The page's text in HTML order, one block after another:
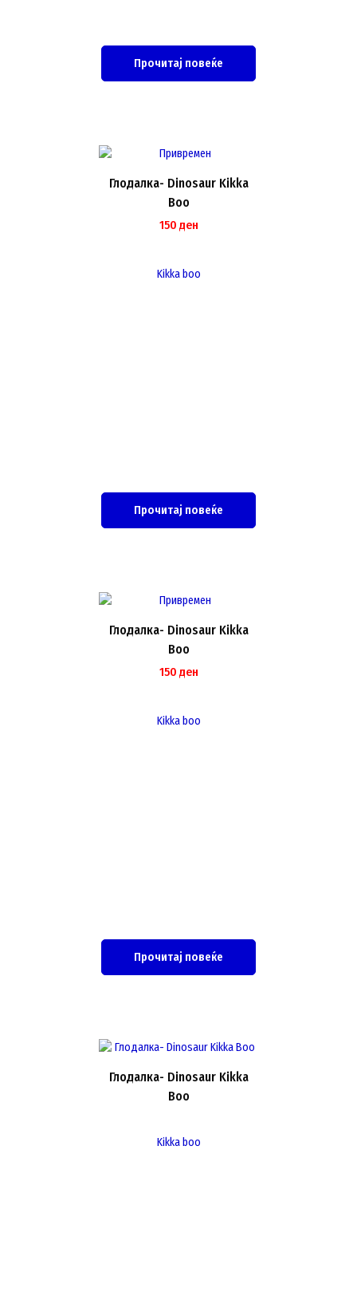
Прочитај повеќе
Глодалка- Dinosaur Kikka
Boo
150 ден
Kikka boo
Прочитај повеќе
Глодалка- Dinosaur Kikka
Boo
150 ден
Kikka boo
Прочитај повеќе
Глодалка- Dinosaur Kikka
Boo
Kikka boo